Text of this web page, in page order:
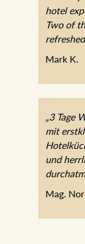
“Thank
hotel
Two of
„3 Tage
der
Service